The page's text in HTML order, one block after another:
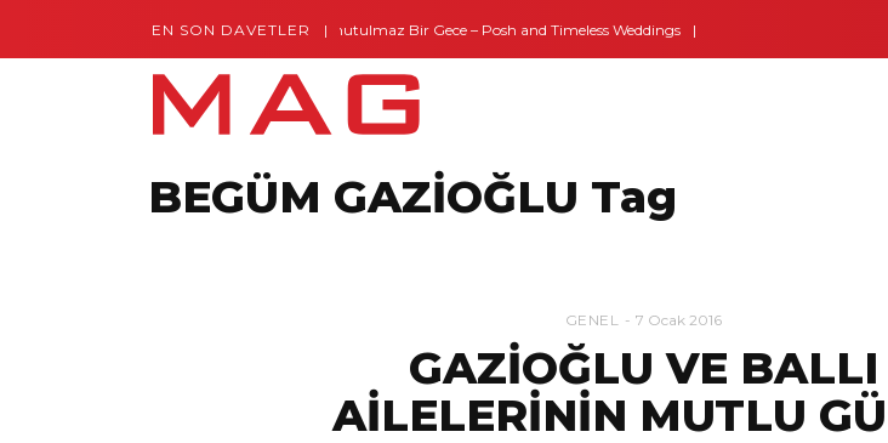
EN SON DAVETLER
Gaziantep’te Unutulmaz Bir Gece – Posh and Timeless Weddings Bodrum’dan İngiltere’ye Kısa
BEGÜM GAZİOĞLU Tag
GENEL 7 Ocak 2016
GAZİOĞLU VE BALLI
AİLELERİNİN MUTLU